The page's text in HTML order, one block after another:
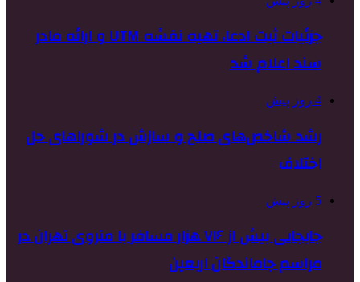
جزئیات ثبت ادعا، تهیه نقشه UTM و ارائه مادر
سند اعلام شد
4 روز پیش
رشد شاخص‌های صلح و سازش در شوراهای حل
اختلاف
5 روز پیش
جابجایی بیش از ۷۱۶ هزار مسافر با متروی تهران در
مراسم جاماندگان اربعین